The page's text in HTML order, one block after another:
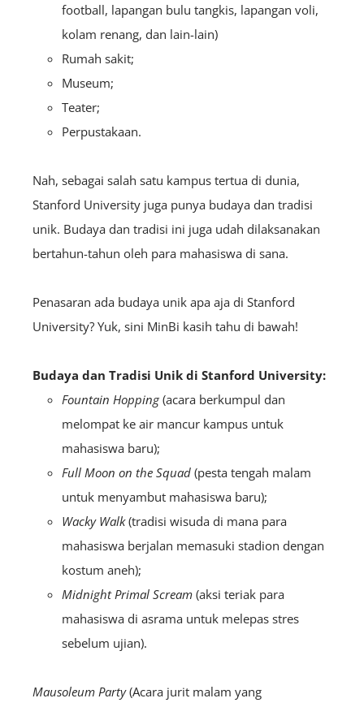
football, lapangan bulu tangkis, lapangan voli,
kolam renang, dan lain-lain)
Rumah sakit;
Museum;
Teater;
Perpustakaan.
Nah, sebagai salah satu kampus tertua di dunia,
Stanford University juga punya budaya dan tradisi
unik. Budaya dan tradisi ini juga udah dilaksanakan
bertahun-tahun oleh para mahasiswa di sana.
Penasaran ada budaya unik apa aja di Stanford
University? Yuk, sini MinBi kasih tahu di bawah!
Budaya dan Tradisi Unik di Stanford University:
Fountain Hopping(acara berkumpul dan
melompat ke air mancur kampus untuk
mahasiswa baru);
Full Moon on the Squad (pesta tengah malam
untuk menyambut mahasiswa baru);
Wacky Walk(tradisi wisuda di mana para
mahasiswa berjalan memasuki stadion dengan
kostum aneh);
Midnight Primal Scream (aksi teriak para
mahasiswa di asrama untuk melepas stres
sebelum ujian).
Mausoleum Party(Acara jurit malam yang